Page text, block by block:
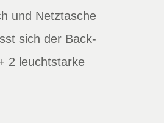
und Netztasche
sich der Back-
2 leuchtstarke